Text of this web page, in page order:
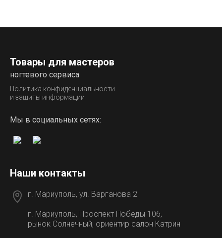
Товары для мастеров
ногтевого сервиса
Политика конфиденциальности
и защиты информации
Мы в социальных сетях:
Наши контакты
г. Мариуполь, ул. Варганова 2
г. Мариуполь, Проспект Победы 106,
рынок Солнечный, ориентир салон Катрин